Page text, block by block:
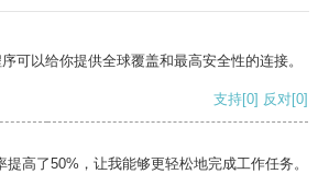
可以给你提供全球覆盖和最高安全性的连接。
支持[0] 反对[0]
高了50%，让我能够更轻松地完成工作任务。